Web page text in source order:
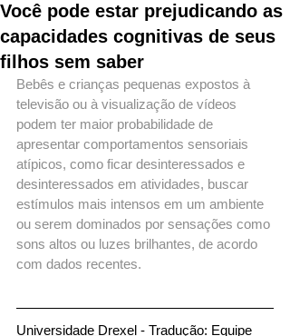
Você pode estar prejudicando as
capacidades cognitivas de seus
filhos sem saber
Bebês e crianças pequenas expostos à
televisão ou à visualização de vídeos
podem ter maior probabilidade de
apresentar comportamentos sensoriais
atípicos, como ficar desinteressados e
desinteressados em atividades, buscar
estímulos mais intensos em um ambiente
ou serem dominados por sensações como
sons altos ou luzes brilhantes, de acordo
com dados recentes.
Universidade Drexel - Tradução: Equipe